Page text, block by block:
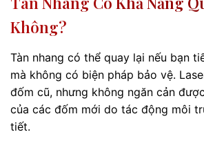
Không?
Tàn nhang có thể quay lại nếu bạn
mà không có biện pháp bảo vệ.
đốm cũ, nhưng không ngăn cản
của các đốm mới do tác động môi
tiết.